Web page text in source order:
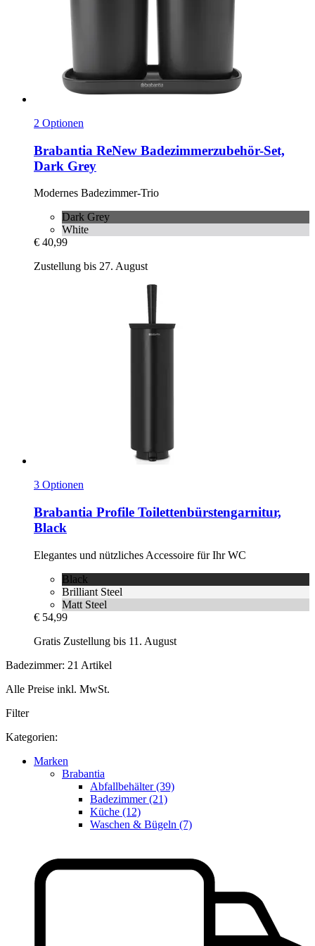
2 Optionen
Brabantia ReNew Badezimmerzubehör-​Set,
Dark Grey
Modernes Badezimmer-​Trio
Dark Grey
White
€ 40,99
Zustellung bis 27. August
3 Optionen
Brabantia Profile Toilettenbürstengarnitur,
Black
Elegantes und nützliches Accessoire für Ihr WC
Black
Brilliant Steel
Matt Steel
€ 54,99
Gratis Zustellung bis 11. August
Badezimmer: 21 Artikel
Alle Preise inkl. MwSt.
Filter
Kategorien:
Marken
Brabantia
Abfallbehälter (39)
Badezimmer (21)
Küche (12)
Waschen & Bügeln (7)